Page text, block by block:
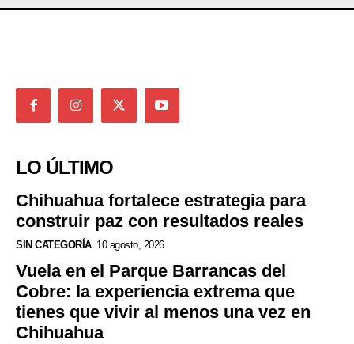
LO ÚLTIMO
Chihuahua fortalece estrategia para
construir paz con resultados reales
SIN CATEGORÍA 10 agosto, 2026
Vuela en el Parque Barrancas del
Cobre: la experiencia extrema que
tienes que vivir al menos una vez en
Chihuahua